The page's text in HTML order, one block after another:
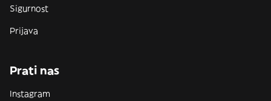
Sigurnost
Prijava
Prati nas
Instagram